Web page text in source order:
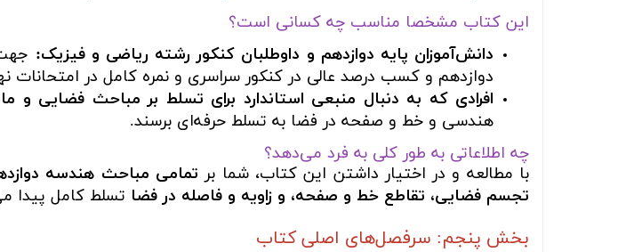
این کتاب مشخصا مناسب چه کسانی است؟
دانش‌آموزان پایه دوازدهم و داوطلبان کنکور رشته ریاضی و فیزیک:
دوازدهم و کسب درصد عالی در کنکور سراسری و نمره کامل در امتحانات
افرادی که به دنبال منبعی استاندارد برای تسلط بر مباحث فضایی و
هندسی و خط و صفحه در فضا به تسلط حرفه‌ای برسند.
چه اطلاعاتی به طور کلی به فرد می‌دهد؟
با مطالعه و در اختیار داشتن این کتاب، شما بر تمامی مباحث هندسه
تجسم فضایی، تقاطع خط و صفحه، و زاویه و فاصله در فضا تسلط کامل پیدا
بخش پنجم: سرفصل‌های اصلی کتاب